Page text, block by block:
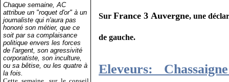
Chaque semaine, AC
attribue un "roquet d'or" à un
journaliste qui n'aura pas
honoré son métier, que ce
soit par sa complaisance
politique envers les forces
de l'argent, son agressivité
corporatiste, son inculture,
ou sa bêtise, ou les quatre à
la fois.
SurFrance 3 Auvergne, une
de gauche.
Eleveurs: